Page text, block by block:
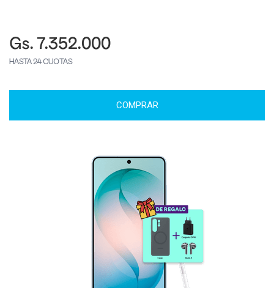
Gs. 7.352.000
HASTA 24 CUOTAS
COMPRAR